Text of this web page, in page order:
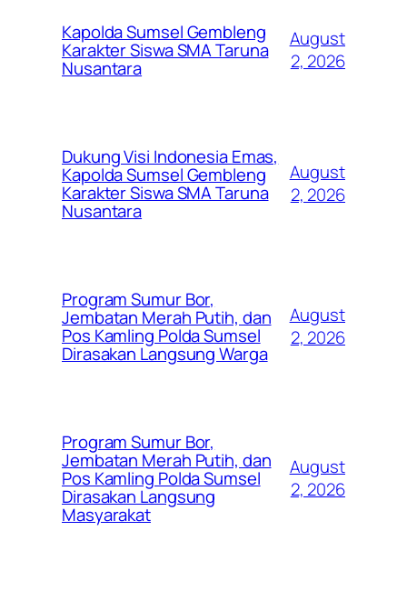
Kapolda Sumsel Gembleng
Karakter Siswa SMA Taruna
Nusantara
August
2, 2026
Dukung Visi Indonesia Emas,
Kapolda Sumsel Gembleng
Karakter Siswa SMA Taruna
Nusantara
August
2, 2026
Program Sumur Bor,
Jembatan Merah Putih, dan
Pos Kamling Polda Sumsel
Dirasakan Langsung Warga
August
2, 2026
Program Sumur Bor,
Jembatan Merah Putih, dan
Pos Kamling Polda Sumsel
Dirasakan Langsung
Masyarakat
August
2, 2026